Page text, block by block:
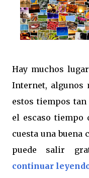
Hay muchos
Internet, algunos
estos tiempos
el escaso tiempo
cuesta una buena
puede salir
continuar